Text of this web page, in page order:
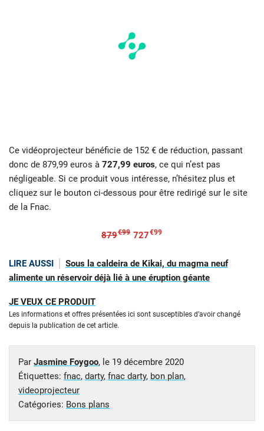
Ce vidéoprojecteur bénéficie de 152 € de réduction, passant
donc de 879,99 euros à 727,99 euros, ce qui n’est pas
négligeable. Si ce produit vous intéresse, n’hésitez plus et
cliquez sur le bouton ci-dessous pour être redirigé sur le site
de la Fnac.
879€99 727€99
LIRE AUSSI
Sous la caldeira de Kikai, du magma neuf
alimente un réservoir déjà lié à une éruption géante
JE VEUX CE PRODUIT
Les informations et offres présentées ici sont susceptibles d’avoir changé
depuis la publication de cet article.
Par Jasmine Foygoo, le 19 décembre 2020
Étiquettes: fnac, darty, fnac darty, bon plan,
videoprojecteur
Catégories: Bons plans